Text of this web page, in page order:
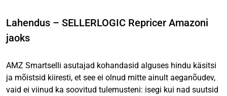
Lahendus – SELLERLOGIC Repricer Amazoni
jaoks
AMZ Smartselli asutajad kohandasid alguses hindu käsitsi
ja mõistsid kiiresti, et see ei olnud mitte ainult aeganõudev,
vaid ei viinud ka soovitud tulemusteni: isegi kui nad suutsid